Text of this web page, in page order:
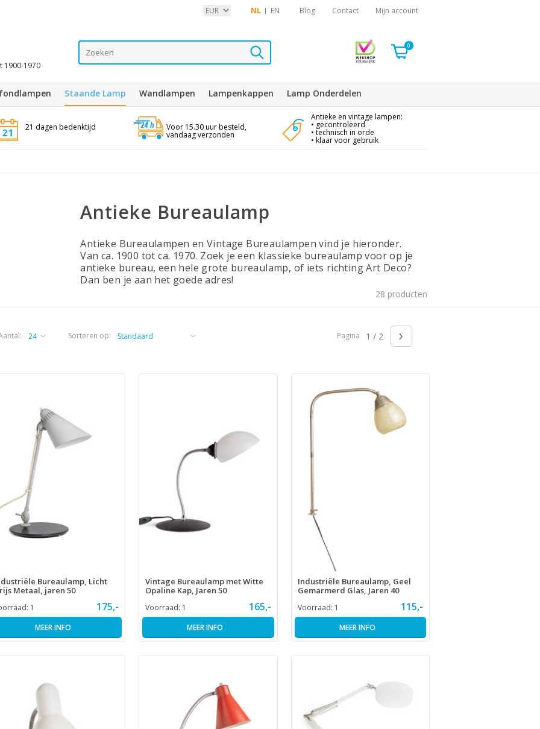
NL EN Blog Contact Mijn account
1900-1970
0
Staande Lamp Wandlampen Lampenkappen Lamp Onderdelen
21 dagen bedenktijd Voor 15.30 uur besteld,
vandaag verzonden
Antieke en vintage lampen:
• gecontroleerd
• technisch in orde
• klaar voor gebruik
Antieke Bureaulamp
Antieke Bureaulampen en Vintage Bureaulampen vind je hieronder.
Van ca. 1900 tot ca. 1970. Zoek je een klassieke bureaulamp voor op je
antieke bureau, een hele grote bureaulamp, of iets richting Art Deco?
Dan ben je aan het goede adres!
28 producten
1 / 2 ›
Pagina
Sorteren op:
Bureaulamp, Licht
Metaal, jaren 50
1 175,-
MEER INFO
Vintage Bureaulamp met Witte
Opaline Kap, Jaren 50
Voorraad: 1 165,-
MEER INFO
Industriële Bureaulamp, Geel
Gemarmerd Glas, Jaren 40
Voorraad: 1 115,-
MEER INFO